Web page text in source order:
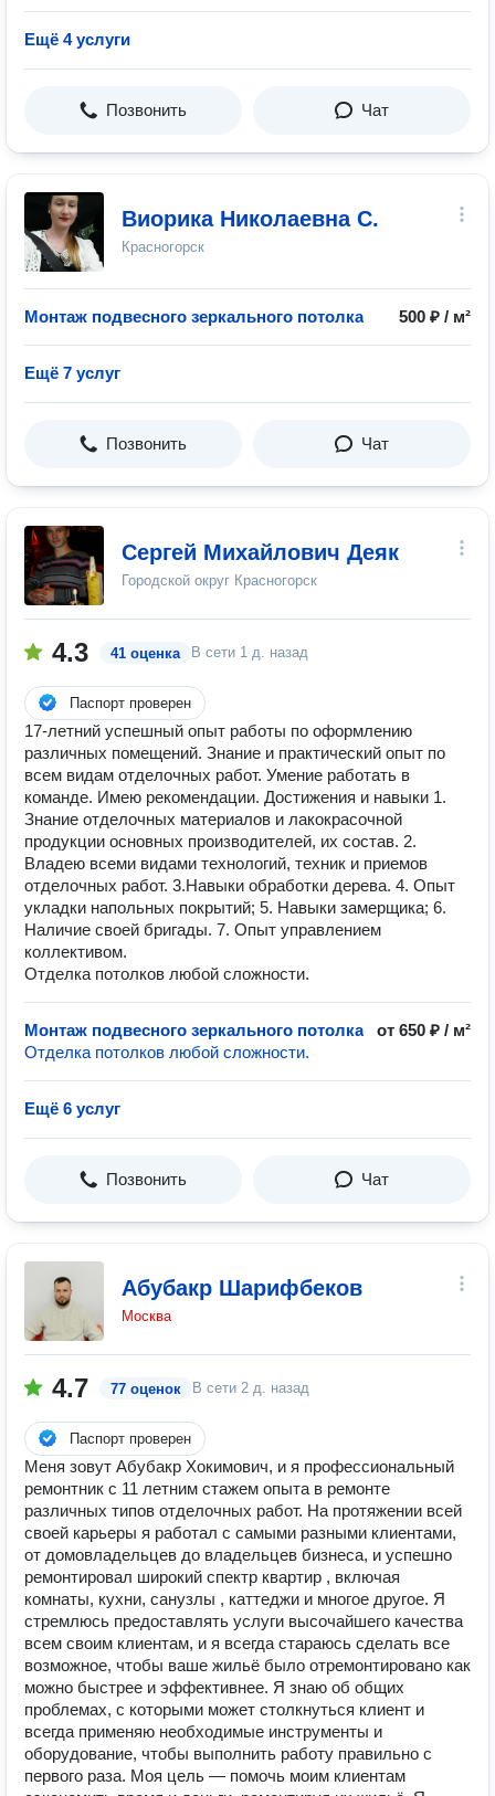
Ещё 4 услуги
Позвонить Чат
Виорика Николаевна С.
Красногорск
Монтаж подвесного зеркального потолка 500 ₽ / м²
Ещё 7 услуг
Позвонить Чат
Сергей Михайлович Деяк
Городской округ Красногорск
4.3 41 оценка В сети 1 д. назад
Паспорт проверен
17-летний успешный опыт работы по оформлению
различных помещений. Знание и практический опыт по
всем видам отделочных работ. Умение работать в
команде. Имею рекомендации. Достижения и навыки 1.
Знание отделочных материалов и лакокрасочной
продукции основных производителей, их состав. 2.
Владею всеми видами технологий, техник и приемов
отделочных работ. 3.Навыки обработки дерева. 4. Опыт
укладки напольных покрытий; 5. Навыки замерщика; 6.
Наличие своей бригады. 7. Опыт управлением
коллективом.
Отделка потолков любой сложности.
Монтаж подвесного зеркального потолка
от 650 ₽ / м²
Отделка потолков любой сложности.
Ещё 6 услуг
Позвонить Чат
Абубакр Шарифбеков
Москва
4.7 77 оценок В сети 2 д. назад
Паспорт проверен
Меня зовут Абубакр Хокимович, и я профессиональный
ремонтник с 11 летним стажем опыта в ремонте
различных типов отделочных работ. На протяжении всей
своей карьеры я работал с самыми разными клиентами,
от домовладельцев до владельцев бизнеса, и успешно
ремонтировал широкий спектр квартир , включая
комнаты, кухни, санузлы , каттеджи и многое другое. Я
стремлюсь предоставлять услуги высочайшего качества
всем своим клиентам, и я всегда стараюсь сделать все
возможное, чтобы ваше жильё было отремонтировано как
можно быстрее и эффективнее. Я знаю об общих
проблемах, с которыми может столкнуться клиент и
всегда применяю необходимые инструменты и
оборудование, чтобы выполнить работу правильно с
первого раза. Моя цель — помочь моим клиентам